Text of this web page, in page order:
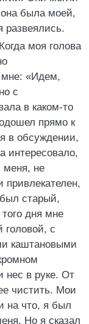
была моей,
развеялись.
моя голова
мне: «Идем,
с
в каком-то
прямо к
в обсуждении,
интересовало,
меня, не
старый,
дня мне
головой, с
каштановыми
нес в руке. От
чистить. Мои
на что, я был
Но я сказал